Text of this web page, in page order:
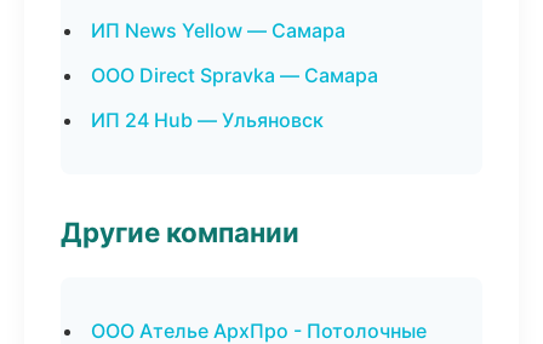
ИП News Yellow — Самара
ООО Direct Spravka — Самара
ИП 24 Hub — Ульяновск
Другие компании
ООО Ателье АрхПро - Потолочные